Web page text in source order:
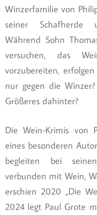
Winzerfamilie von
seiner Schafherde
Während Sohn
versuchen, das
vorzubereiten,
nur gegen die
Größeres dahinter?
Die Wein-Krimis von
eines besonderen
begleiten bei
verbunden mit Wein,
erschien 2020 „Die
2024 legt Paul Grote